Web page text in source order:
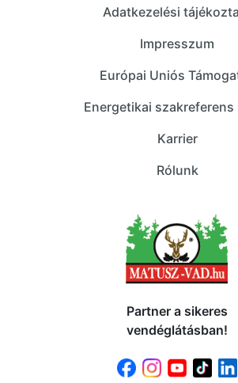
Adatkezelési
Impresszum
Európai Uniós
Energetikai
Karrier
Rólunk
Partner a sikeres
vendéglátásban!